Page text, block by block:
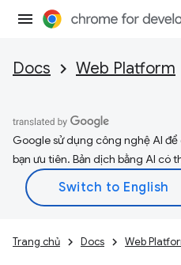
Docs Web Platform
Google sử dụng công nghệ AI
bạn ưu tiên. Bản dịch bằng AI có
Trang chủ Docs Web